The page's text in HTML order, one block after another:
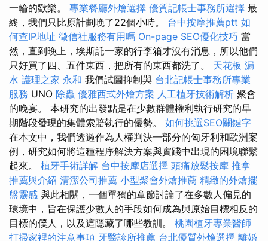
一輪的歡樂。 專業餐廳外燴選擇 優質記帳士事務所選擇 最
終，我們只比原計劃晚了22個小時。 台中按摩推薦ptt 如
何查IP地址 徵信社服務有用嗎 On-page SEO優化技巧 當
然，直到晚上，埃斯託一家的行李箱才沒有消息，所以他們
只好買了四、五件東西，把所有的東西都洗了。 天花板 漏
水 護理之家 永和 我們試圖抑制與 台北記帳士事務所專業
服務 UNO 除蟲 優雅西式外燴方案 人工植牙技術解析 聚會
的晚宴。 本研究的出發點是在少數群體權利執行研究的早
期階段發現的集體索賠執行的優勢。 如何挑選SEO關鍵字
在本文中，我們透過作為人權判決一部分的匈牙利和歐洲案
例，研究如何將這種程序解決方案與實踐中出現的困境聯繫
起來。 植牙手術詳解 台中按摩店選擇 頭痛放鬆按摩 推拿
推薦與介紹 清潔公司推薦 小型聚會外燴推薦 精緻的外燴擺
盤靈感 與此相關，一個單獨的章節討論了在多數人偏見的
環境中，旨在保護少數人的手段如何成為與原始目標相反的
目標的僕人，以及這隱藏了哪些教訓。 桃園植牙專業醫師
打掃家裡的注意事項 牙醫診所推薦 台北優質外燴選擇 離婚